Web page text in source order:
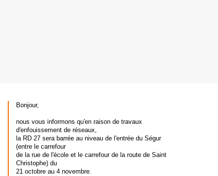
Bonjour,
nous vous informons qu'en raison de travaux
d'enfouissement de réseaux,
la RD 27 sera barrée au niveau de l'entrée du Ségur
(entre le carrefour
de la rue de l'école et le carrefour de la route de Saint
Christophe) du
21 octobre au 4 novembre.